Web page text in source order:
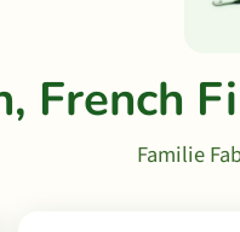
French
Familie